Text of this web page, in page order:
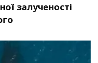
залученості